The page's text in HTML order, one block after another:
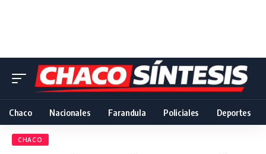
Chaco Nacionales Farandula Policiales Deportes
CHACO